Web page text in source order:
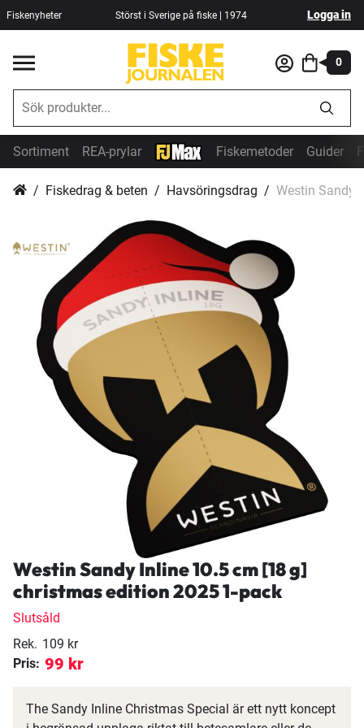
Fiskenyheter Störst i Sverige på fiske | 1974 Logga in
0
Sortiment REA-prylar Fiskemetoder Guider
Fiskedrag & beten Havsöringsdrag Westin Sandy
Westin Sandy Inline 10.5 cm [18 g]
christmas edition 2025 1-pack
Slutsåld
Rek. 109 kr
Pris: 99 kr
The Sandy Inline Christmas Special är ett nytt koncept